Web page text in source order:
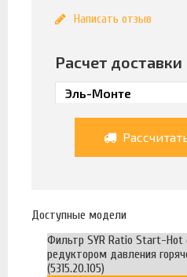
Написать отзыв
Расчет доставки
Доступные модели
Фильтр SYR Ratio Start-Hot
редуктором давления
(5315.20.105)